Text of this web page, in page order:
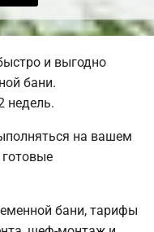
и выгодно
бани.
недель.
на вашем
бани, тарифы